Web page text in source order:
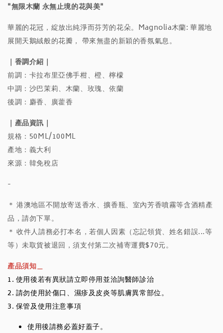
"無限木蘭 永無止境的花與美"
華麗的花冠，綻放出純淨而芬芳的花朵。Magnolia木蘭: 華麗地
展開天鵝絨般的花瓣， 帶來無盡的新穎的香氛氣息。
｜香調介紹｜
前調：卡拉布里亞佛手柑、橙、檸檬
中調：沙巴茉莉、木蘭、玫瑰、依蘭
後調：麝香、廣藿香
｜產品資訊｜
規格：50ML/100ML
產地：義大利
來源：韓免稅店
-
＊ 港澳地區不開放寄送香水、擴香瓶、室內芳香噴霧等含酒精產
品，請勿下單。
＊ 收件人請務必打本名，若個人因素（忘記領貨、姓名錯誤...等
等）未取貨被退回，須支付第二次補寄運費$70元。
產品須知＿
1. 使用後若有異狀請立即停用並洽詢醫師診治
2. 請勿使用於傷口、濕疹及皮炎等肌膚異常部位。
3. 保管及使用注意事項
使用後請務必蓋好蓋子。